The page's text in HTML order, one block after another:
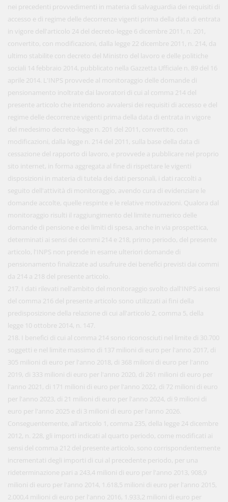
nei precedenti provvedimenti in materia di salvaguardia dei requisiti di
accesso e di regime delle decorrenze vigenti prima della data di entrata
in vigore dell'articolo 24 del decreto-legge 6 dicembre 2011, n. 201,
convertito, con modificazioni, dalla legge 22 dicembre 2011, n. 214, da
ultimo stabilite con decreto del Ministro del lavoro e delle politiche
sociali 14 febbraio 2014, pubblicato nella Gazzetta Ufficiale n. 89 del 16
aprile 2014. L'INPS provvede al monitoraggio delle domande di
pensionamento inoltrate dai lavoratori di cui al comma 214 del
presente articolo che intendono avvalersi dei requisiti di accesso e del
regime delle decorrenze vigenti prima della data di entrata in vigore
del medesimo decreto-legge n. 201 del 2011, convertito, con
modificazioni, dalla legge n. 214 del 2011, sulla base della data di
cessazione del rapporto di lavoro, e provvede a pubblicare nel proprio
sito internet, in forma aggregata al fine di rispettare le vigenti
disposizioni in materia di tutela dei dati personali, i dati raccolti a
seguito dell'attività di monitoraggio, avendo cura di evidenziare le
domande accolte, quelle respinte e le relative motivazioni. Qualora dal
monitoraggio risulti il raggiungimento del limite numerico delle
domande di pensione e dei limiti di spesa, anche in via prospettica,
determinati ai sensi dei commi 214 e 218, primo periodo, del presente
articolo, l'INPS non prende in esame ulteriori domande di
pensionamento finalizzate ad usufruire dei benefìci previsti dai commi
da 214 a 218 del presente articolo.
217. I dati rilevati nell'ambito del monitoraggio svolto dall'INPS ai sensi
del comma 216 del presente articolo sono utilizzati ai fini della
predisposizione della relazione di cui all'articolo 2, comma 5, della
legge 10 ottobre 2014, n. 147.
218. I benefìci di cui al comma 214 sono riconosciuti nel limite di 30.700
soggetti e nel limite massimo di 137 milioni di euro per l'anno 2017, di
305 milioni di euro per l'anno 2018, di 368 milioni di euro per l'anno
2019, di 333 milioni di euro per l'anno 2020, di 261 milioni di euro per
l'anno 2021, di 171 milioni di euro per l'anno 2022, di 72 milioni di euro
per l'anno 2023, di 21 milioni di euro per l'anno 2024, di 9 milioni di
euro per l'anno 2025 e di 3 milioni di euro per l'anno 2026.
Conseguentemente, all'articolo 1, comma 235, della legge 24 dicembre
2012, n. 228, gli importi indicati al quarto periodo, come modificati ai
sensi del comma 212 del presente articolo, sono corrispondentemente
incrementati degli importi di cui al precedente periodo, per una
rideterminazione pari a 243,4 milioni di euro per l'anno 2013, 908,9
milioni di euro per l'anno 2014, 1.618,5 milioni di euro per l'anno 2015,
2.000,4 milioni di euro per l'anno 2016, 1.933,2 milioni di euro per